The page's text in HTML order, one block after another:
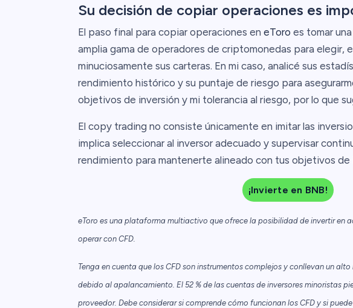
Su decisión de copiar operaciones es
El paso final para copiar operaciones en eToro es tomar
amplia gama de operadores de criptomonedas para elegir,
minuciosamente sus carteras. En mi caso, analicé sus
rendimiento histórico y su puntaje de riesgo para
objetivos de inversión y mi tolerancia al riesgo, por lo que
El copy trading no consiste únicamente en imitar las
implica seleccionar al inversor adecuado y supervisar
rendimiento para mantenerte alineado con tus objetivos de
¡Invierte en BNB!
eToro es una plataforma multiactivo que ofrece la posibilidad de invertir en
operar con CFD.
Tenga en cuenta que los CFD son instrumentos complejos y conllevan un
debido al apalancamiento. El 52 % de las cuentas de inversores minoristas
proveedor. Debe considerar si comprende cómo funcionan los CFD y si